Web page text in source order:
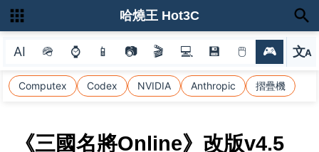
AI 🪖 ⌚ 📱 📷 🎬 💻 💾 🖱 🎮 文A
選
Computex Codex NVIDIA Anthropic 摺疊機
哈燒王 Hot3C
《三國名將Online》改版v4.5